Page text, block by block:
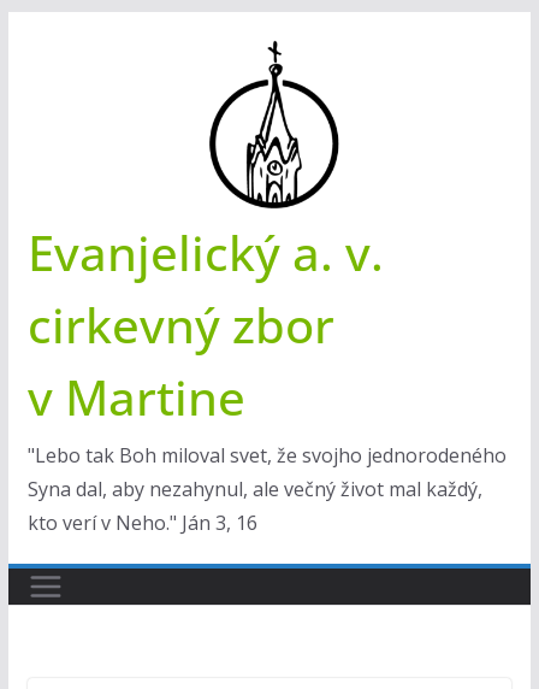
Evanjelický a. v.
cirkevný zbor
v Martine
"Lebo tak Boh miloval svet, že svojho jednorodeného
Syna dal, aby nezahynul, ale večný život mal každý,
kto verí v Neho." Ján 3, 16